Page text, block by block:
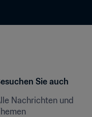
Sie auch
Nachrichten und